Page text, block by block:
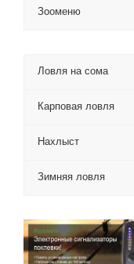
Зооменю
Ловля на сома
Карповая ловля
Нахлыст
Зимняя ловля